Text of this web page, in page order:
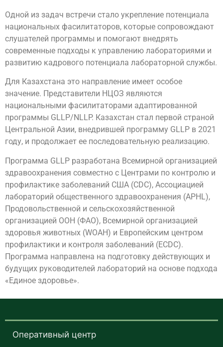
Одной из задач встречи стало укрепление потенциала
национальных фасилитаторов, которые сопровождают
слушателей программы и помогают внедрять
современные подходы к управлению лабораториями и
развитию кадрового потенциала лабораторной службы.
Для Казахстана это направление имеет особое
значение. Представители НЦОЗ являются
национальными фасилитаторами адаптированной
программы GLLP/NLLP. Казахстан стал первой страной
Центральной Азии, внедрившей программу GLLP в 2021
году, и продолжает ее последовательную реализацию.
Программа GLLP разработана Всемирной организацией
здравоохранения совместно с Центрами по контролю и
профилактике заболеваний США (CDC), Ассоциацией
лабораторий общественного здравоохранения (APHL),
Продовольственной и сельскохозяйственной
организацией ООН (ФАО), Всемирной организацией
здоровья животных (WOAH) и Европейским центром
профилактики и контроля заболеваний (ECDC).
Программа направлена на подготовку действующих и
будущих руководителей лабораторий на основе подхода
«Единое здоровье».
Оперативный центр